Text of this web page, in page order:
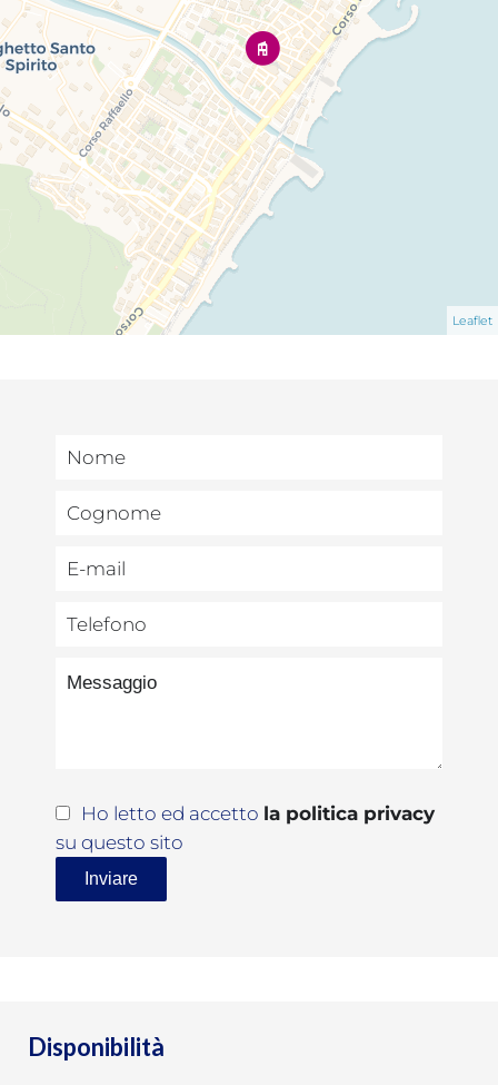
Leaflet
Ho letto ed accetto la politica privacy
su questo sito
Inviare
Disponibilità